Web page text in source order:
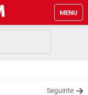
MENU
Seguinte